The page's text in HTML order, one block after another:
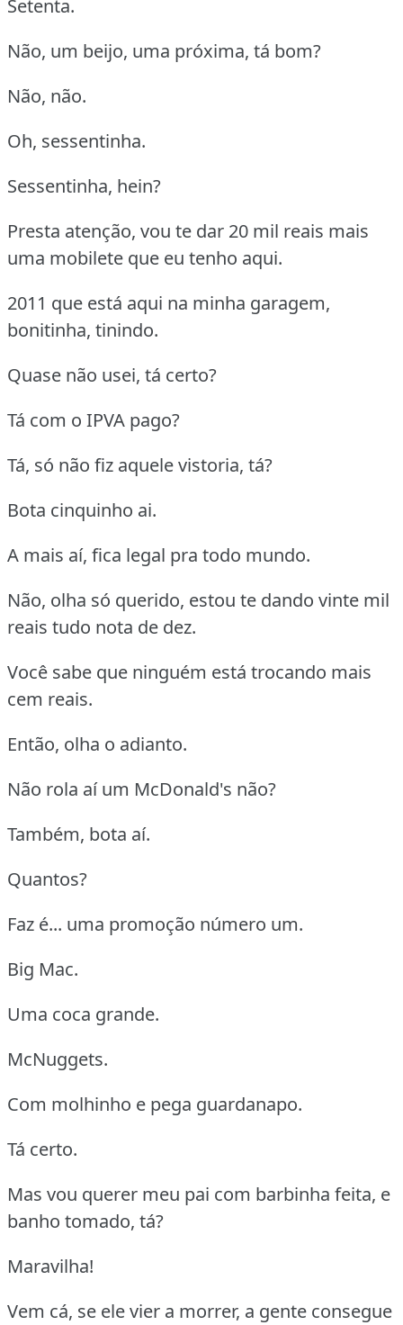
Setenta.
Não, um beijo, uma próxima, tá bom?
Não, não.
Oh, sessentinha.
Sessentinha, hein?
Presta atenção, vou te dar 20 mil reais mais
uma mobilete que eu tenho aqui.
2011 que está aqui na minha garagem,
bonitinha, tinindo.
Quase não usei, tá certo?
Tá com o IPVA pago?
Tá, só não fiz aquele vistoria, tá?
Bota cinquinho ai.
A mais aí, fica legal pra todo mundo.
Não, olha só querido, estou te dando vinte mil
reais tudo nota de dez.
Você sabe que ninguém está trocando mais
cem reais.
Então, olha o adianto.
Não rola aí um McDonald's não?
Também, bota aí.
Quantos?
Faz é... uma promoção número um.
Big Mac.
Uma coca grande.
McNuggets.
Com molhinho e pega guardanapo.
Tá certo.
Mas vou querer meu pai com barbinha feita, e
banho tomado, tá?
Maravilha!
Vem cá, se ele vier a morrer, a gente consegue